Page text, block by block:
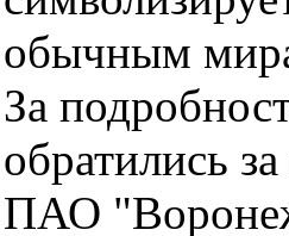
обычным
За
обратились
ПАО